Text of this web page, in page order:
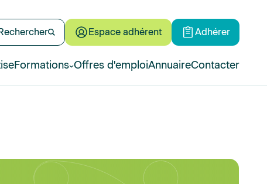
Espace adhérent Adhérer
Formations Offres d'emploiAnnuaireContacter